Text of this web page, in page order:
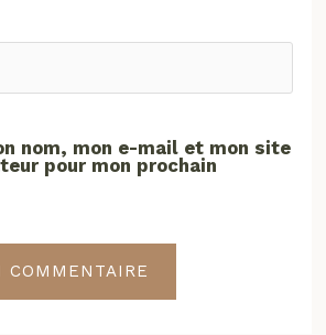
nom, mon e-mail et mon site
pour mon prochain